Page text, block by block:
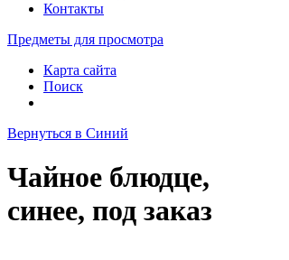
Контакты
Предметы для просмотра
Карта сайта
Поиск
Вернуться в Синий
Чайное блюдце,
синее, под заказ